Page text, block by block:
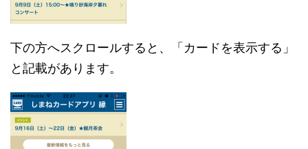
下の方へスクロールすると、「カードを表示する」
と記載があります。